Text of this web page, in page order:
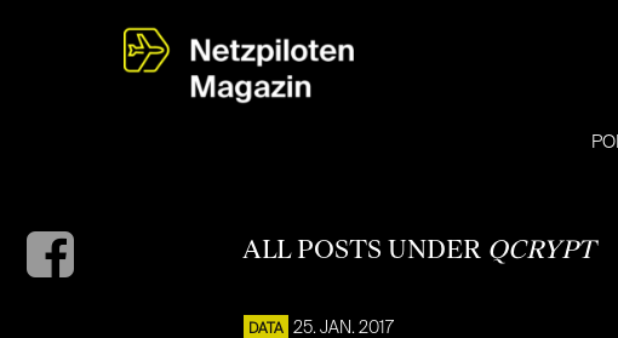
ALL POSTS UNDER QCRYPT
DATA 25. JAN. 2017